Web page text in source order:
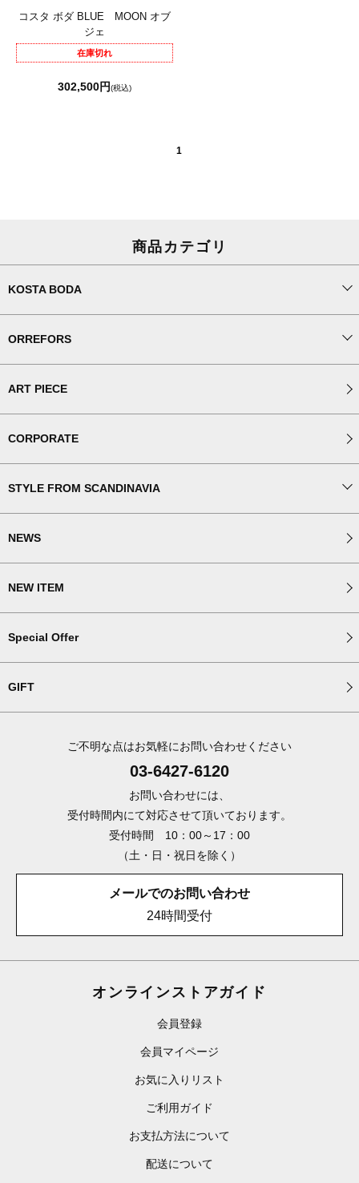
コスタ ボダ BLUE MOON オブ
ジェ
在庫切れ
302,500円(税込)
1
商品カテゴリ
KOSTA BODA
ORREFORS
ART PIECE
CORPORATE
STYLE FROM SCANDINAVIA
NEWS
NEW ITEM
Special Offer
GIFT
ご不明な点はお気軽にお問い合わせください
03-6427-6120
お問い合わせには、
受付時間内にて対応させて頂いております。
受付時間 10：00～17：00
（土・日・祝日を除く）
メールでのお問い合わせ
24時間受付
オンラインストアガイド
会員登録
会員マイページ
お気に入りリスト
ご利用ガイド
お支払方法について
配送について